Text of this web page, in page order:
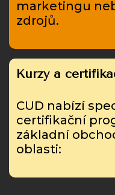
marketingu
zdrojů.
Kurzy a
CUD nabízí
certifikační
základní
oblasti: